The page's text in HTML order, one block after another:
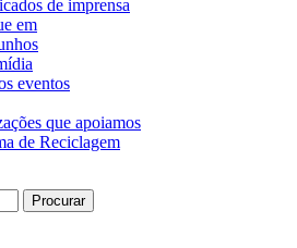
de imprensa
em
eventos
que apoiamos
de Reciclagem